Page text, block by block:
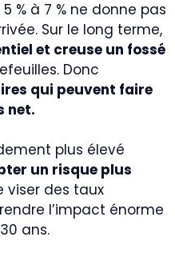
% à 7 % ne donne pas
Sur le long terme,
et creuse un fossé
Donc
qui peuvent faire
net.
plus élevé
un risque plus
viser des taux
l’impact énorme
ans.